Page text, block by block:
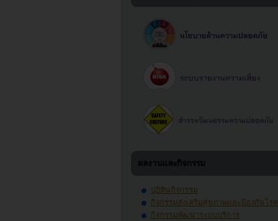
ผลงานและกิจกรรม
ปฏิทินกิจกรรม
กิจกรรมส่งเสริมสุขภาพและป้องกันโรค
กิจกรรมพัฒนาระบบบริการ